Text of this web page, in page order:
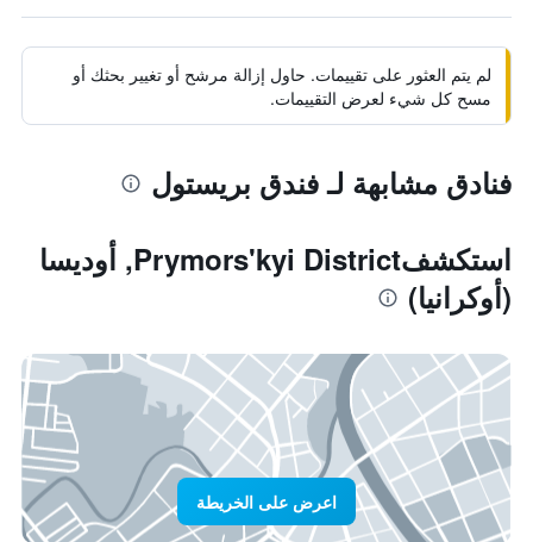
لم يتم العثور على تقييمات. حاول إزالة مرشح أو تغيير بحثك أو
مسح كل شيء لعرض التقييمات.
فنادق مشابهة لـ فندق بريستول
استكشفPrymors'kyi District, أوديسا
(أوكرانيا)
اعرض على الخريطة